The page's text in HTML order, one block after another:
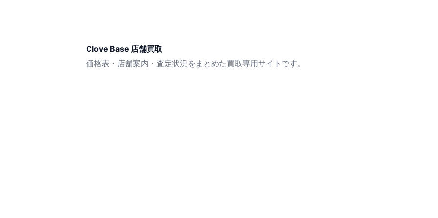
Clove Base 店舗買取
価格表・店舗案内・査定状況をまとめた買取専用サイトです。